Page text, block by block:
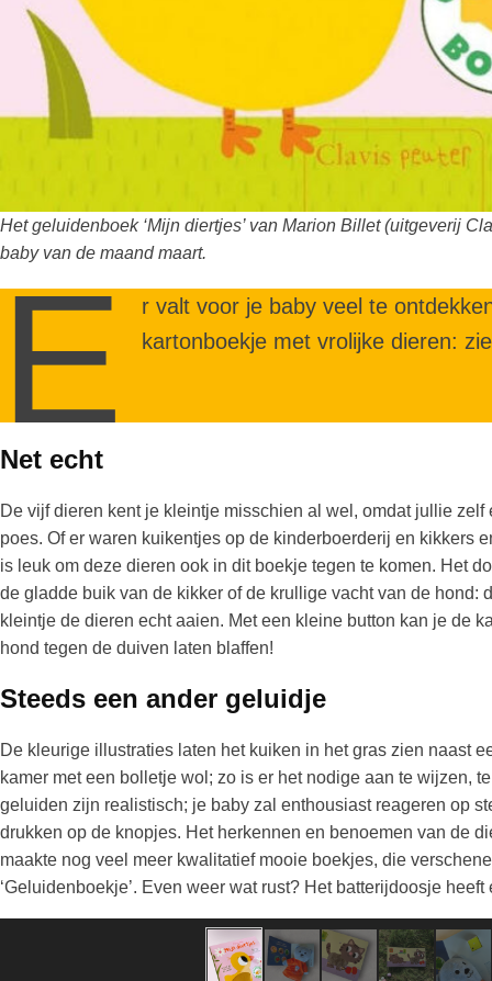
Het geluidenboek ‘Mijn diertjes’ van Marion Billet (uitgeverij
baby van de maand maart.
E
r valt voor je baby veel te
kartonboekje met vrolijke dieren:
Net echt
De vijf dieren kent je kleintje misschien al wel, omdat jullie
poes. Of er waren kuikentjes op de kinderboerderij en kikkers
is leuk om deze dieren ook in dit boekje tegen te komen. Het
de gladde buik van de kikker of de krullige vacht van de hond:
kleintje de dieren echt aaien. Met een kleine button kan je de
hond tegen de duiven laten blaffen!
Steeds een ander geluidje
De kleurige illustraties laten het kuiken in het gras zien naast
kamer met een bolletje wol; zo is er het nodige aan te wijzen,
geluiden zijn realistisch; je baby zal enthousiast reageren op
drukken op de knopjes. Het herkennen en benoemen van de
maakte nog veel meer kwalitatief mooie boekjes, die
‘Geluidenboekje’. Even weer wat rust? Het batterijdoosje